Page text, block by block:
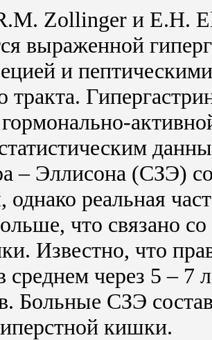
Zollinger и E.H.
выраженной
и
тракта.
– Эллисона (СЗЭ)
однако реальная
что связано
Известно, что
через 5 – 7
Больные СЗЭ
кишки.